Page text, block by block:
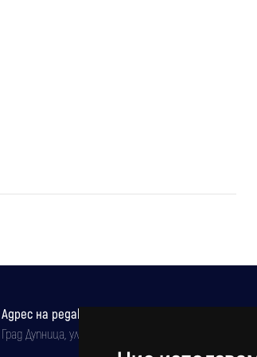
Адрес на редакцията
Град Дупница, ул.''Христо Ботев" 43